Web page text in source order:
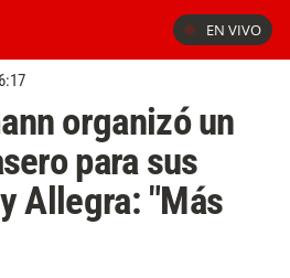
EN VIVO
organizó un
para sus
Allegra: "Más